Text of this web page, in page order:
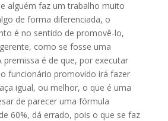
alguém faz um trabalho muito
de forma diferenciada, o
é no sentido de promovê-lo,
como se fosse uma
premissa é de que, por executar
funcionário promovido irá fazer
igual, ou melhor, o que é uma
de parecer uma fórmula
60%, dá errado, pois o que se faz